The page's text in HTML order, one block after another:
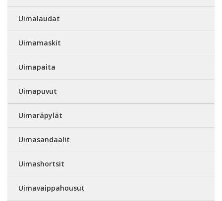
Uimalaudat
Uimamaskit
Uimapaita
Uimapuvut
Uimaräpylät
Uimasandaalit
Uimashortsit
Uimavaippahousut